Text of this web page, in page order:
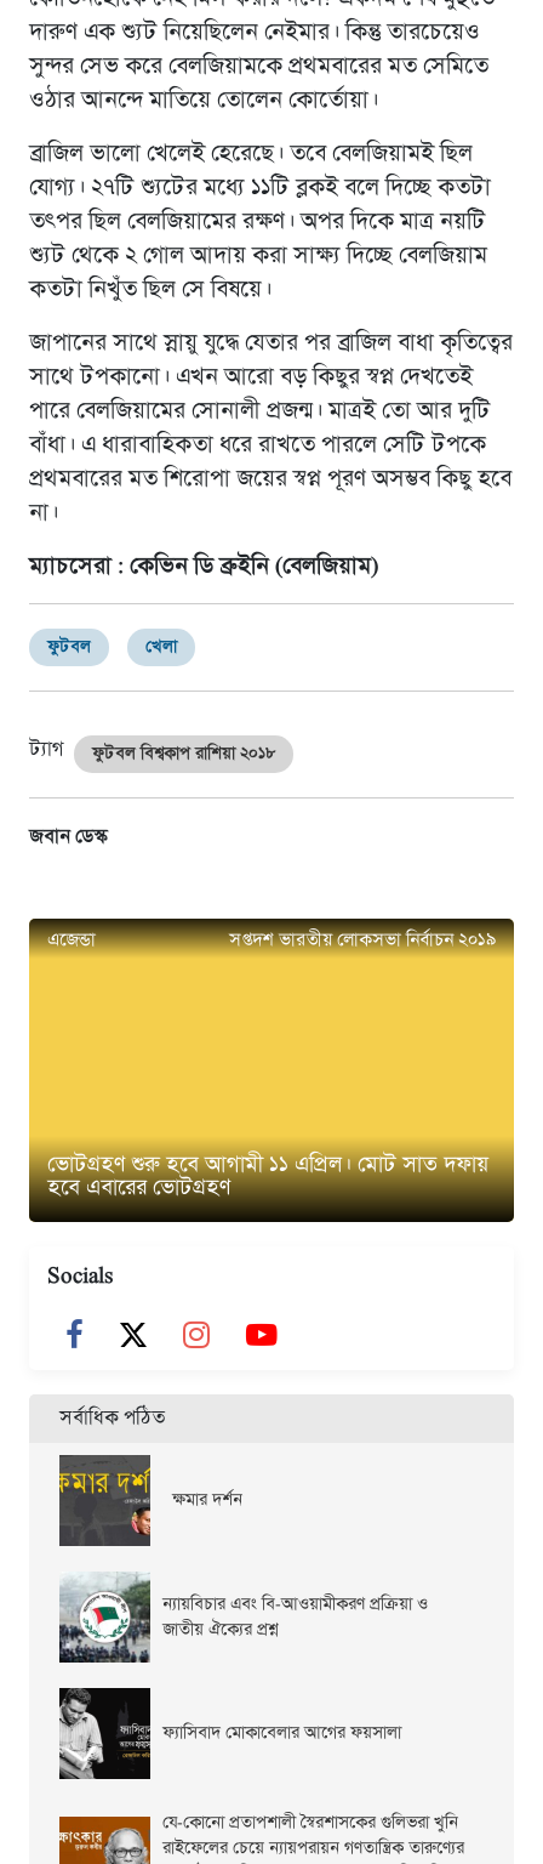
দারুণ এক শ্যুট নিয়েছিলেন নেইমার। কিন্তু তারচেয়েও
সুন্দর সেভ করে বেলজিয়ামকে প্রথমবারের মত সেমিতে
ওঠার আনন্দে মাতিয়ে তোলেন কোর্তোয়া।
ব্রাজিল ভালো খেলেই হেরেছে। তবে বেলজিয়ামই ছিল
যোগ্য। ২৭টি শ্যুটের মধ্যে ১১টি ব্লকই বলে দিচ্ছে কতটা
তৎপর ছিল বেলজিয়ামের রক্ষণ। অপর দিকে মাত্র নয়টি
শ্যুট থেকে ২ গোল আদায় করা সাক্ষ্য দিচ্ছে বেলজিয়াম
কতটা নিখুঁত ছিল সে বিষয়ে।
জাপানের সাথে স্নায়ু যুদ্ধে যেতার পর ব্রাজিল বাধা কৃতিত্বের
সাথে টপকানো। এখন আরো বড় কিছুর স্বপ্ন দেখতেই
পারে বেলজিয়ামের সোনালী প্রজন্ম। মাত্রই তো আর দুটি
বাঁধা। এ ধারাবাহিকতা ধরে রাখতে পারলে সেটি টপকে
প্রথমবারের মত শিরোপা জয়ের স্বপ্ন পূরণ অসম্ভব কিছু হবে
না।
ম্যাচসেরা : কেভিন ডি ব্রুইনি (বেলজিয়াম)
ফুটবল খেলা
ট্যাগ ফুটবল বিশ্বকাপ রাশিয়া ২০১৮
জবান ডেস্ক
এজেন্ডা সপ্তদশ ভারতীয় লোকসভা নির্বাচন ২০১৯
ভোটগ্রহণ শুরু হবে আগামী ১১ এপ্রিল। মোট সাত দফায়
হবে এবারের ভোটগ্রহণ
Socials
সর্বাধিক পঠিত
ক্ষমার দর্শন
ন্যায়বিচার এবং বি-আওয়ামীকরণ প্রক্রিয়া ও
জাতীয় ঐক্যের প্রশ্ন
ফ্যাসিবাদ মোকাবেলার আগের ফয়সালা
যে-কোনো প্রতাপশালী স্বৈরশাসকের গুলিভরা খুনি
রাইফেলের চেয়ে ন্যায়পরায়ন গণতান্ত্রিক তারুণ্যের